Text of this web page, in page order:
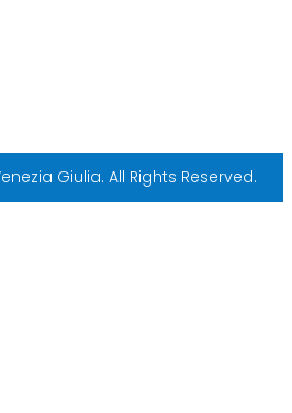
Giulia. All Rights Reserved.